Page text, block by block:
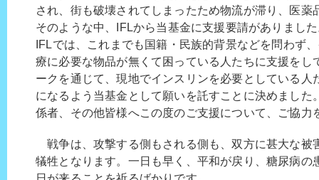
され、街も破壊されてしまったため物流が滞り、医薬
そのような中、IFLから当基金に支援要請がありまし
IFLでは、これまでも国籍・民族的背景などを問わず
療に必要な物品が無くて困っている人たちに支援をし
ークを通じて、現地でインスリンを必要としている人
になるよう当基金として願いを託すことに決めました
係者、その他皆様へこの度のご支援について、ご協力
戦争は、攻撃する側もされる側も、双方に甚大な被
犠牲となります。一日も早く、平和が戻り、糖尿病の